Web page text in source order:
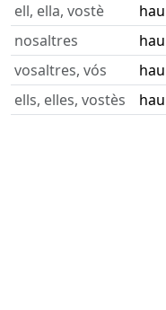
ell, ella, vostè
nosaltres
vosaltres, vós
ells, elles, vostès